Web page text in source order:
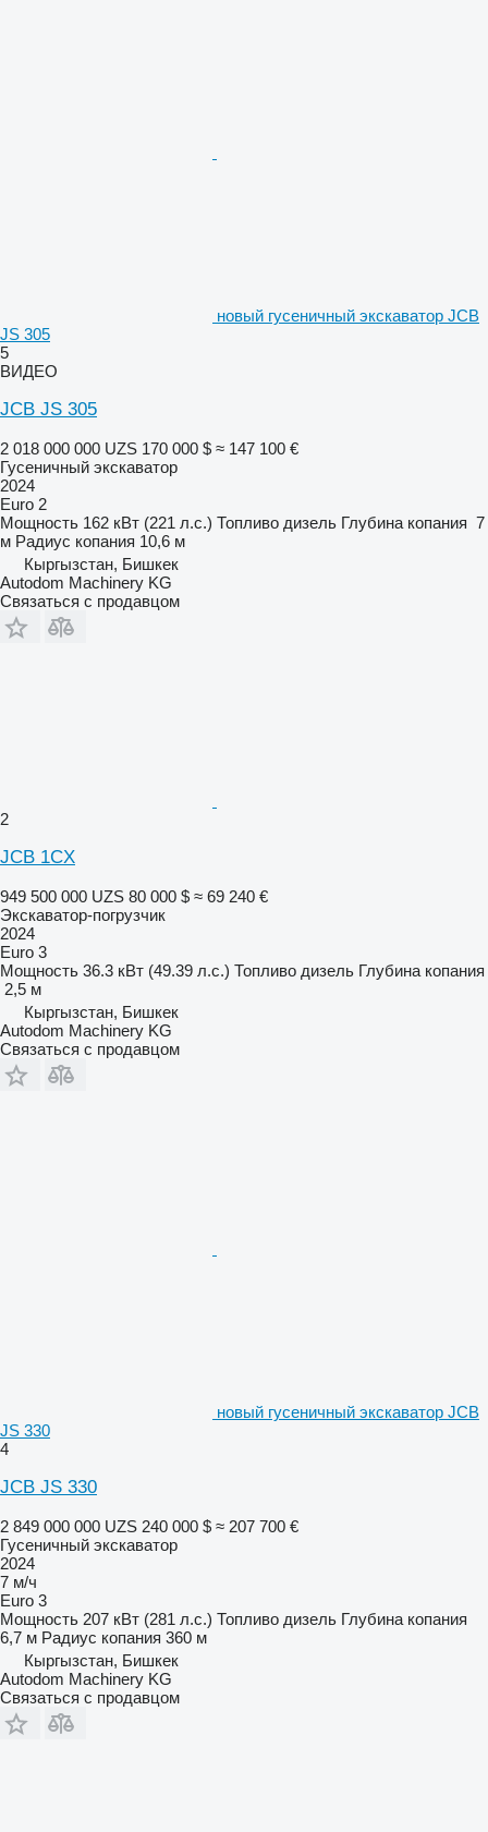
новый гусеничный экскаватор JCB
JS 305
5
ВИДЕО
JCB JS 305
2 018 000 000 UZS 170 000 $ ≈ 147 100 €
Гусеничный экскаватор
2024
Euro 2
Мощность 162 кВт (221 л.с.) Топливо дизель Глубина копания 7
м Радиус копания 10,6 м
Кыргызстан, Бишкек
Autodom Machinery KG
Связаться с продавцом
2
JCB 1CX
949 500 000 UZS 80 000 $ ≈ 69 240 €
Экскаватор-погрузчик
2024
Euro 3
Мощность 36.3 кВт (49.39 л.с.) Топливо дизель Глубина копания
2,5 м
Кыргызстан, Бишкек
Autodom Machinery KG
Связаться с продавцом
новый гусеничный экскаватор JCB
JS 330
4
JCB JS 330
2 849 000 000 UZS 240 000 $ ≈ 207 700 €
Гусеничный экскаватор
2024
7 м/ч
Euro 3
Мощность 207 кВт (281 л.с.) Топливо дизель Глубина копания
6,7 м Радиус копания 360 м
Кыргызстан, Бишкек
Autodom Machinery KG
Связаться с продавцом